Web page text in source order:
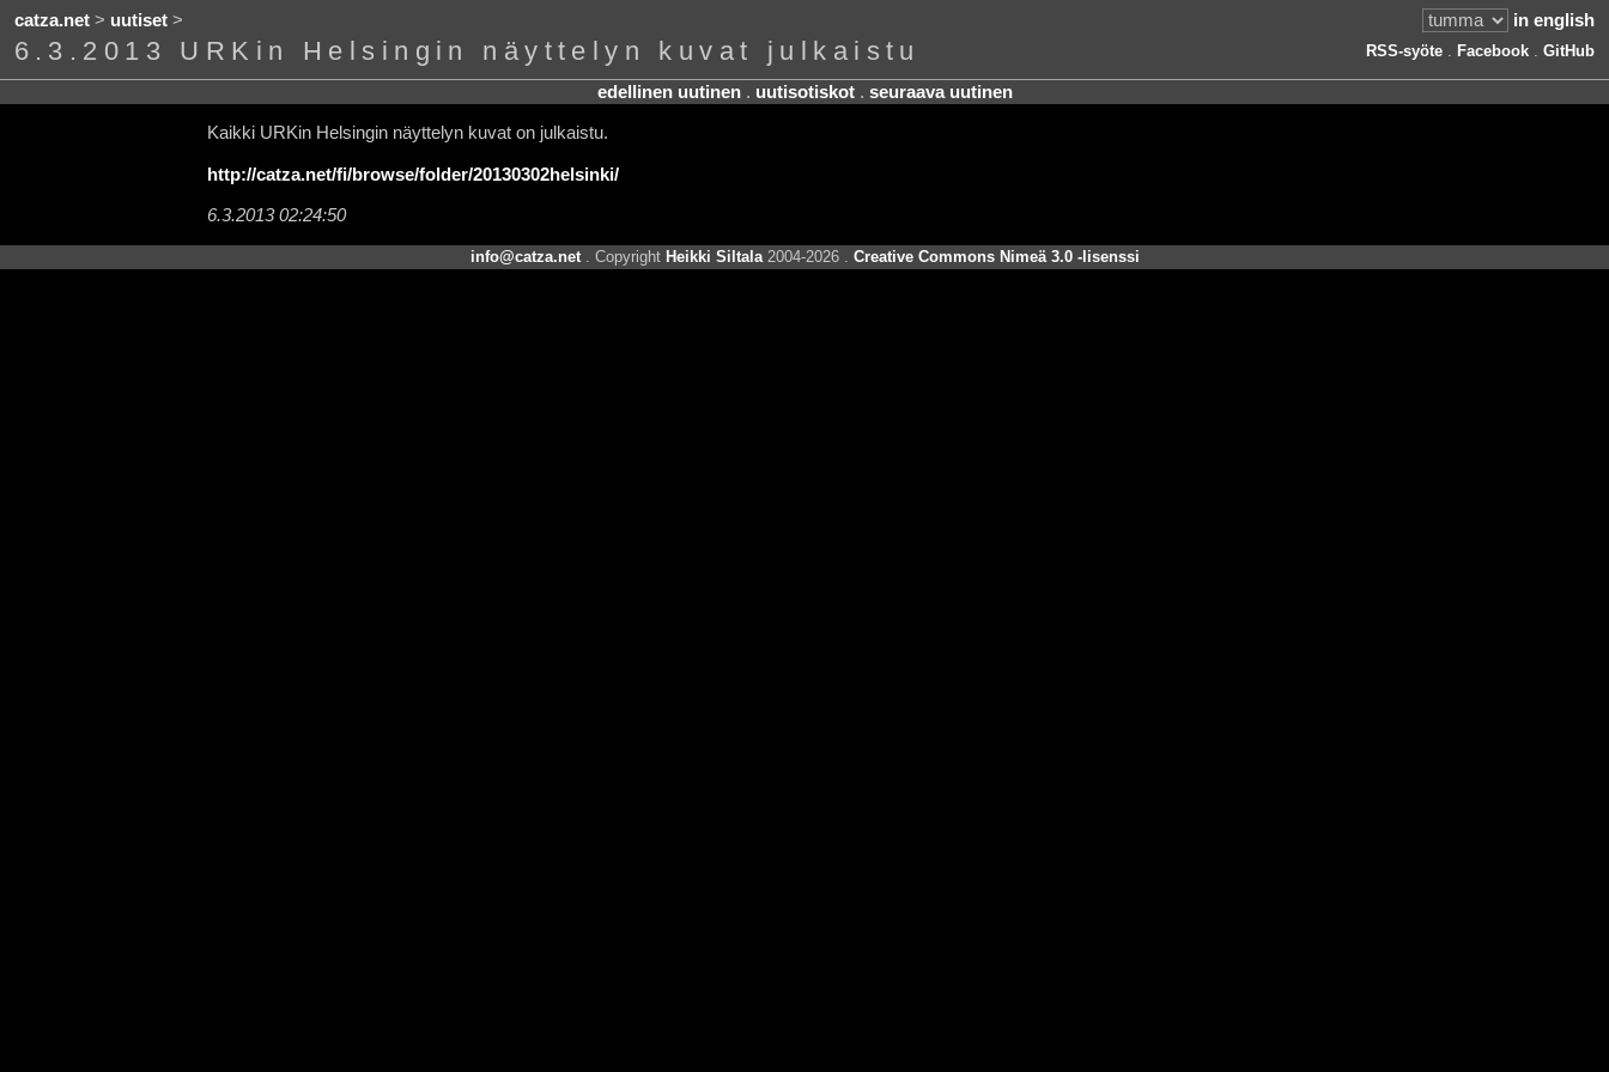
catza.net> uutiset> in english
6.3.2013 URKin Helsingin näyttelyn kuvat julkaistu RSS-syöte. Facebook. GitHub
edellinen uutinen. uutisotiskot. seuraava uutinen
Kaikki URKin Helsingin näyttelyn kuvat on julkaistu.
http://catza.net/fi/browse/folder/20130302helsinki/
6.3.2013 02:24:50
info@catza.net. Copyright Heikki Siltala2004-2026 . Creative Commons Nimeä 3.0 -lisenssi